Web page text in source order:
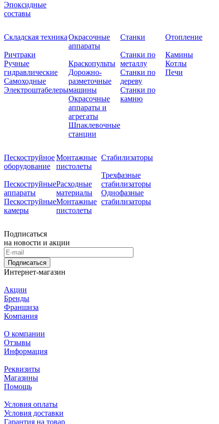
Эпоксидные
составы
Складская техника
Ричтраки
Ручные
гидравлические
Самоходные
Электроштабелеры
Окрасочные
аппараты
Краскопульты
Дорожно-
разметочные
машины
Окрасочные
аппараты и
агрегаты
Шпаклевочные
станции
Станки
Станки по
металлу
Станки по
дереву
Станки по
камню
Отопление
Камины
Котлы
Печи
Пескоструйное
оборудование
Пескоструйные
аппараты
Пескоструйные
камеры
Монтажные
пистолеты
Расходные
материалы
Монтажные
пистолеты
Стабилизаторы
Трехфазные
стабилизаторы
Однофазные
стабилизаторы
Подписаться
на новости и акции
Подписаться
Интернет-магазин
Акции
Бренды
Франшиза
Компания
О компании
Отзывы
Информация
Реквизиты
Магазины
Помощь
Условия оплаты
Условия доставки
Гарантия на товар